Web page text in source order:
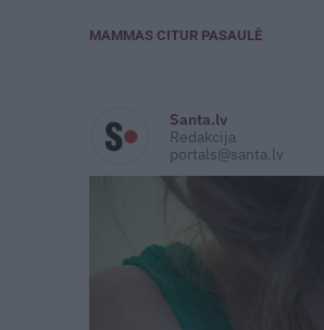
MAMMAS CITUR PASAULĒ
Santa.lv
Redakcija
portals@santa.lv